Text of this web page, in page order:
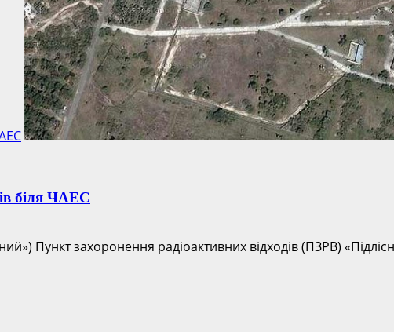
біля ЧАЕС
Пункт захоронення радіоактивних відходів (ПЗРВ)